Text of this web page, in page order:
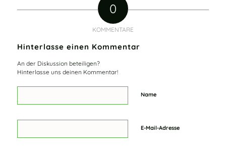
0
KOMMENTARE
Hinterlasse einen Kommentar
An der Diskussion beteiligen?
Hinterlasse uns deinen Kommentar!
Name
E-Mail-Adresse